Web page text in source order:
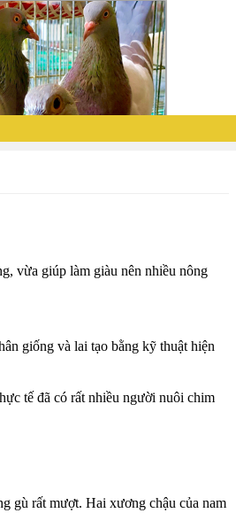
vừa giúp làm giàu nên nhiều nông
giống và lai tạo bằng kỹ thuật hiện
tế đã có rất nhiều người nuôi chim
gù rất mượt. Hai xương chậu của nam